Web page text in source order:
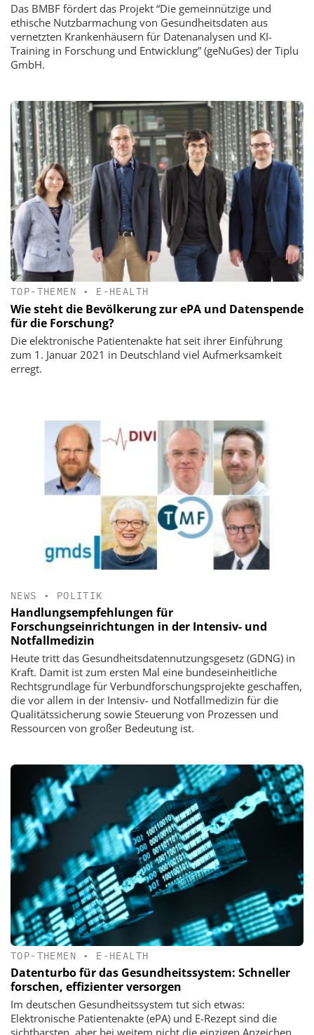
Das BMBF fördert das Projekt “Die gemeinnützige und
ethische Nutzbarmachung von Gesundheitsdaten aus
vernetzten Krankenhäusern für Datenanalysen und KI-
Training in Forschung und Entwicklung” (geNuGes) der Tiplu
GmbH.
TOP-THEMEN • E-HEALTH
Wie steht die Bevölkerung zur ePA und Datenspende
für die Forschung?
Die elektronische Patientenakte hat seit ihrer Einführung
zum 1. Januar 2021 in Deutschland viel Aufmerksamkeit
erregt.
NEWS • POLITIK
Handlungsempfehlungen für
Forschungseinrichtungen in der Intensiv- und
Notfallmedizin
Heute tritt das Gesundheitsdatennutzungsgesetz (GDNG) in
Kraft. Damit ist zum ersten Mal eine bundeseinheitliche
Rechtsgrundlage für Verbundforschungsprojekte geschaffen,
die vor allem in der Intensiv- und Notfallmedizin für die
Qualitätssicherung sowie Steuerung von Prozessen und
Ressourcen von großer Bedeutung ist.
TOP-THEMEN • E-HEALTH
Datenturbo für das Gesundheitssystem: Schneller
forschen, effizienter versorgen
Im deutschen Gesundheitssystem tut sich etwas:
Elektronische Patientenakte (ePA) und E-Rezept sind die
sichtbarsten, aber bei weitem nicht die einzigen Anzeichen